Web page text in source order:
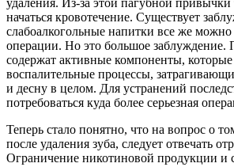
удаления. Из-за этой пагубной
начаться кровотечение. Существует
слабоалкогольные напитки все же можно
операции. Но это большое заблуждение.
содержат активные компоненты,
воспалительные процессы,
и десну в целом. Для устранений
потребоваться куда более серьезная
Теперь стало понятно, что на вопрос о
после удаления зуба, следует отвечать
Ограничение никотиновой продукции и